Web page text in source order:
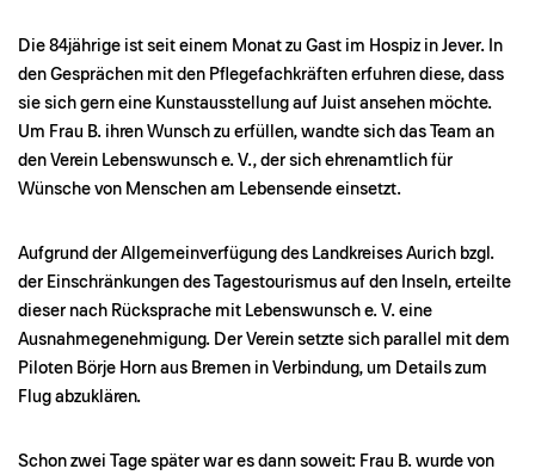
Die 84jährige ist seit einem Monat zu Gast im Hospiz in Jever. In
den Gesprächen mit den Pflegefachkräften erfuhren diese, dass
sie sich gern eine Kunstausstellung auf Juist ansehen möchte.
Um Frau B. ihren Wunsch zu erfüllen, wandte sich das Team an
den Verein Lebenswunsch e. V., der sich ehrenamtlich für
Wünsche von Menschen am Lebensende einsetzt.
Aufgrund der Allgemeinverfügung des Landkreises Aurich bzgl.
der Einschränkungen des Tagestourismus auf den Inseln, erteilte
dieser nach Rücksprache mit Lebenswunsch e. V. eine
Ausnahmegenehmigung. Der Verein setzte sich parallel mit dem
Piloten Börje Horn aus Bremen in Verbindung, um Details zum
Flug abzuklären.
Schon zwei Tage später war es dann soweit: Frau B. wurde von